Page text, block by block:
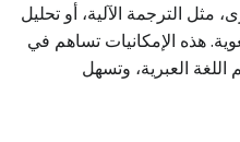
الترجمة الآلية، أو تحليل
هذه الإمكانيات تساهم في
اللغة العبرية، وتسهل